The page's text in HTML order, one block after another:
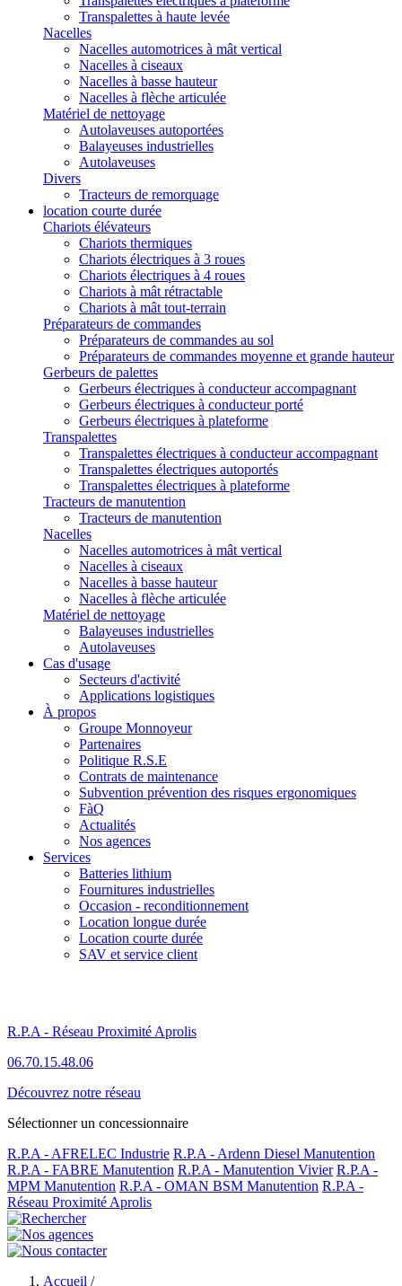
Transpalettes à haute levée
Nacelles
Nacelles automotrices à mât vertical
Nacelles à ciseaux
Nacelles à basse hauteur
Nacelles à flèche articulée
Matériel de nettoyage
Autolaveuses autoportées
Balayeuses industrielles
Autolaveuses
Divers
Tracteurs de remorquage
location courte durée
Chariots élévateurs
Chariots thermiques
Chariots électriques à 3 roues
Chariots électriques à 4 roues
Chariots à mât rétractable
Chariots à mât tout-terrain
Préparateurs de commandes
Préparateurs de commandes au sol
Préparateurs de commandes moyenne et grande hauteur
Gerbeurs de palettes
Gerbeurs électriques à conducteur accompagnant
Gerbeurs électriques à conducteur porté
Gerbeurs électriques à plateforme
Transpalettes
Transpalettes électriques à conducteur accompagnant
Transpalettes électriques autoportés
Transpalettes électriques à plateforme
Tracteurs de manutention
Tracteurs de manutention
Nacelles
Nacelles automotrices à mât vertical
Nacelles à ciseaux
Nacelles à basse hauteur
Nacelles à flèche articulée
Matériel de nettoyage
Balayeuses industrielles
Autolaveuses
Cas d'usage
Secteurs d'activité
Applications logistiques
À propos
Groupe Monnoyeur
Partenaires
Politique R.S.E
Contrats de maintenance
Subvention prévention des risques ergonomiques
FàQ
Actualités
Nos agences
Services
Batteries lithium
Fournitures industrielles
Occasion - reconditionnement
Location longue durée
Location courte durée
SAV et service client
R.P.A - Réseau Proximité Aprolis
06.70.15.48.06
Découvrez notre réseau
Sélectionner un concessionnaire
R.P.A - AFRELEC Industrie R.P.A - Ardenn Diesel Manutention
R.P.A - FABRE Manutention R.P.A - Manutention Vivier R.P.A -
MPM Manutention R.P.A - OMAN BSM Manutention R.P.A -
Réseau Proximité Aprolis
Accueil /